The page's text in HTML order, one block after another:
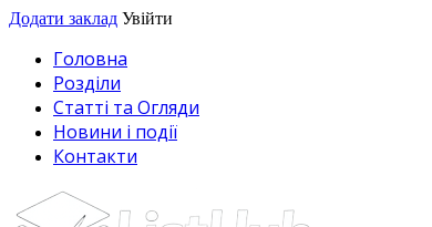
Додати заклад Увійти
Головна
Розділи
Статті та Огляди
Новини і події
Контакти